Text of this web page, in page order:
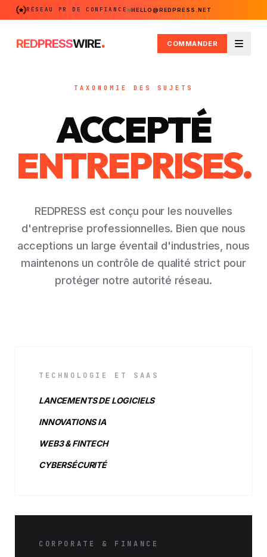
RÉSEAU PR DE CONFIANCE HELLO@REDPRESS.NET
REDPRESSWIRE. COMMANDER
Menu
TAXONOMIE DES SUJETS
ACCEPTÉ
ENTREPRISES.
REDPRESS est conçu pour les nouvelles
d'entreprise professionnelles. Bien que nous
acceptions un large éventail d'industries, nous
maintenons un contrôle de qualité strict pour
protéger notre autorité réseau.
TECHNOLOGIE ET SAAS
LANCEMENTS DE LOGICIELS
INNOVATIONS IA
WEB3 & FINTECH
CYBERSÉCURITÉ
CORPORATE & FINANCE